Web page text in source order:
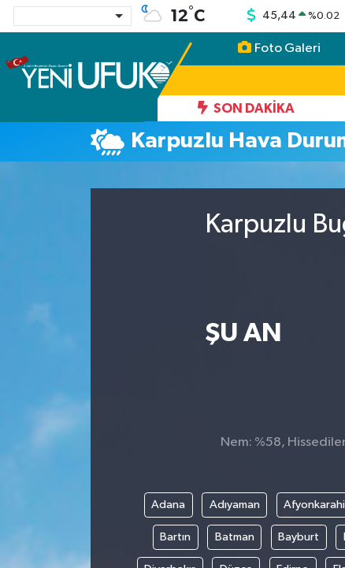
12°C 45,44 %0.02
Foto Galeri
SON DAKIKA
Karpuzlu Hava
Karpuzlu
ŞU AN
Nem: %58, Hissedilen
Adana Adıyaman
Bartın Batman Bayburt
Nöbetçi Eczaneler
Namaz Vakitleri
Süper Lig Puan Durumu ve Fikstür